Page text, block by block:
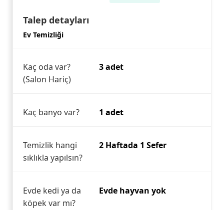
Talep detayları
Ev Temizliği
Kaç oda var?
(Salon Hariç)
3 adet
Kaç banyo var? 1 adet
Temizlik hangi
sıklıkla yapılsın?
2 Haftada 1 Sefer
Evde kedi ya da
köpek var mı?
Evde hayvan yok